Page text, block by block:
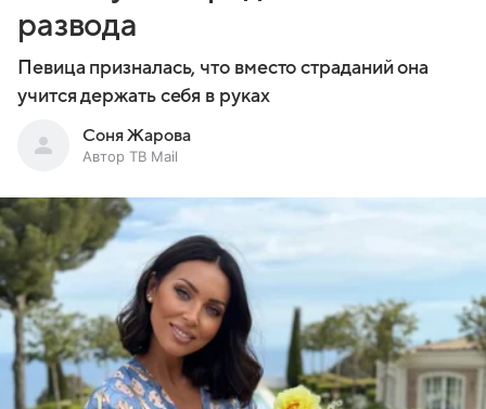
развода
Певица призналась, что вместо страданий она
учится держать себя в руках
Соня Жарова
Автор ТВ Mail